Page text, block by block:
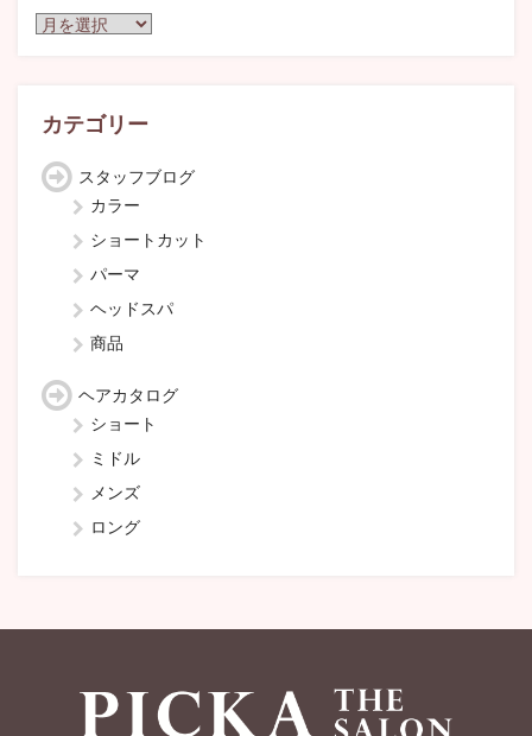
ア
ブ
カテゴリー
スタッフブログ
カラー
ショートカット
パーマ
ヘッドスパ
商品
ヘアカタログ
ショート
ミドル
メンズ
ロング